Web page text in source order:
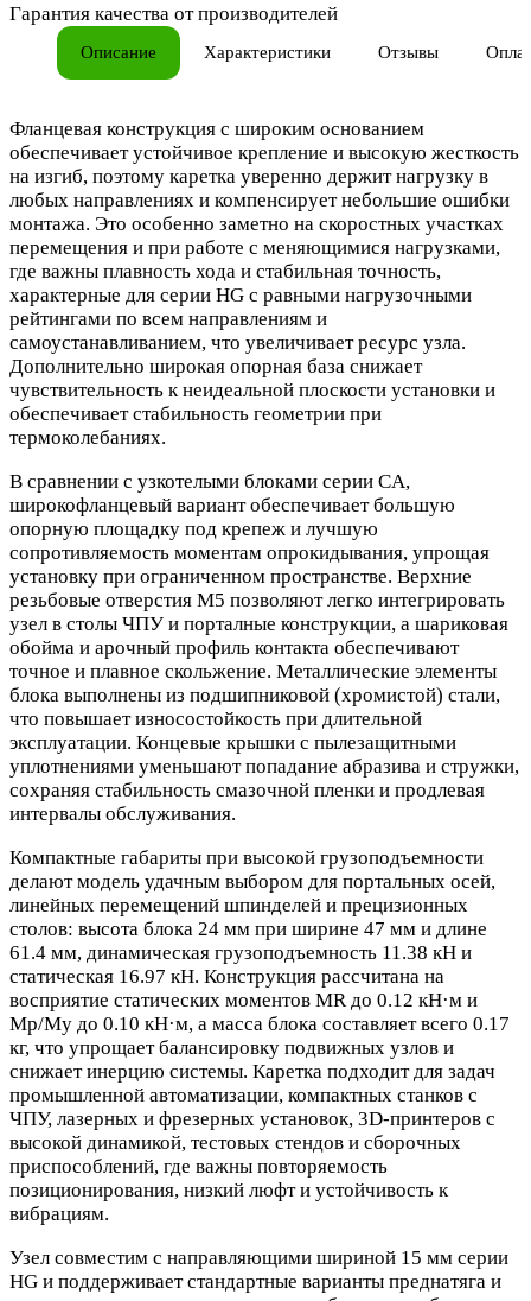
Гарантия качества от производителей
Описание Характеристики Отзывы
Фланцевая конструкция с широким основанием
обеспечивает устойчивое крепление и высокую жесткость
на изгиб, поэтому каретка уверенно держит нагрузку в
любых направлениях и компенсирует небольшие ошибки
монтажа. Это особенно заметно на скоростных участках
перемещения и при работе с меняющимися нагрузками,
где важны плавность хода и стабильная точность,
характерные для серии HG с равными нагрузочными
рейтингами по всем направлениям и
самоустанавливанием, что увеличивает ресурс узла.
Дополнительно широкая опорная база снижает
чувствительность к неидеальной плоскости установки и
обеспечивает стабильность геометрии при
термоколебаниях.
В сравнении с узкотелыми блоками серии CA,
широкофланцевый вариант обеспечивает большую
опорную площадку под крепеж и лучшую
сопротивляемость моментам опрокидывания, упрощая
установку при ограниченном пространстве. Верхние
резьбовые отверстия М5 позволяют легко интегрировать
узел в столы ЧПУ и порталные конструкции, а шариковая
обойма и арочный профиль контакта обеспечивают
точное и плавное скольжение. Металлические элементы
блока выполнены из подшипниковой (хромистой) стали,
что повышает износостойкость при длительной
эксплуатации. Концевые крышки с пылезащитными
уплотнениями уменьшают попадание абразива и стружки,
сохраняя стабильность смазочной пленки и продлевая
интервалы обслуживания.
Компактные габариты при высокой грузоподъемности
делают модель удачным выбором для портальных осей,
линейных перемещений шпинделей и прецизионных
столов: высота блока 24 мм при ширине 47 мм и длине
61.4 мм, динамическая грузоподъемность 11.38 кН и
статическая 16.97 кН. Конструкция рассчитана на
восприятие статических моментов MR до 0.12 кН·м и
Mp/My до 0.10 кН·м, а масса блока составляет всего 0.17
кг, что упрощает балансировку подвижных узлов и
снижает инерцию системы. Каретка подходит для задач
промышленной автоматизации, компактных станков с
ЧПУ, лазерных и фрезерных установок, 3D‑принтеров с
высокой динамикой, тестовых стендов и сборочных
приспособлений, где важны повторяемость
позиционирования, низкий люфт и устойчивость к
вибрациям.
Узел совместим с направляющими шириной 15 мм серии
HG и поддерживает стандартные варианты преднатяга и